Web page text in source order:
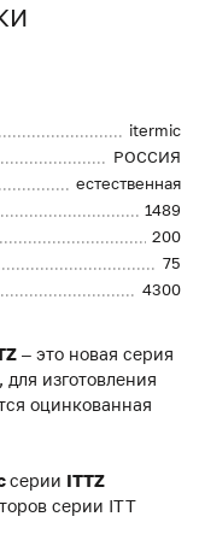
itermic
РОССИЯ
естественная
1489
200
75
4300
– это новая серия
изготовления
оцинкованная
серии ITTZ
серии ITT